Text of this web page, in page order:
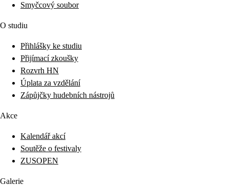
Smyčcový soubor
O studiu
Přihlášky ke studiu
Přijímací zkoušky
Rozvrh HN
Úplata za vzdělání
Zápůjčky hudebních nástrojů
Akce
Kalendář akcí
Soutěže o festivaly
ZUSOPEN
Galerie